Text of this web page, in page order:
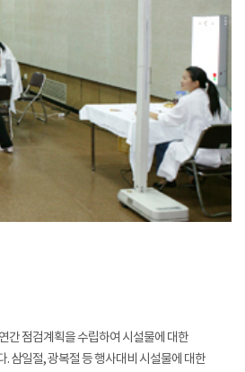
간 점검계획을 수립하여 시설물에 대한
. 삼일절, 광복절 등 행사대비 시설물에 대한